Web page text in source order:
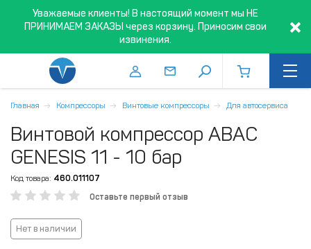
Уважаемые клиенты! В настоящий момент мы НЕ
ПРИНИМАЕМ ЗАКАЗЫ через корзину. Приносим свои
извинения.
Главная Компрессоры Винтовые компрессоры Для автосервиса
Винтовой компрессор ABAC
GENESIS 11 - 10 бар
Код товара: 460.011107
Оставьте первый отзыв
Нет в наличии